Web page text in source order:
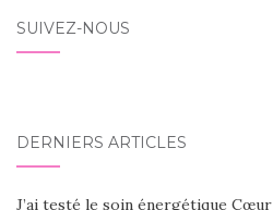
SUIVEZ-NOUS
DERNIERS ARTICLES
J’ai testé le soin énergétique